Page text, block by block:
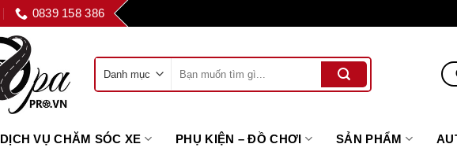
0839 158 386
kiếm:
DỊCH VỤ CHĂM SÓC XE PHỤ KIỆN – ĐỒ CHƠI SẢN PHẨM